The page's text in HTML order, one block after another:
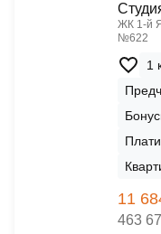
ЖК 1‑й
№622
1
11
463